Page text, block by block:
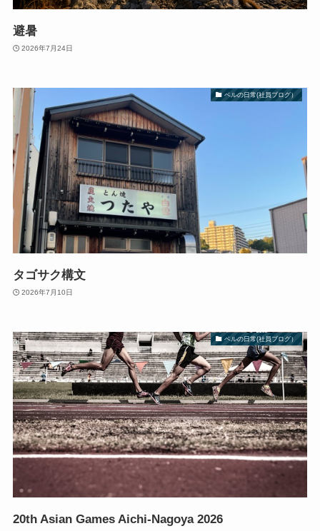
避暑
2026年7月24日
ベルの日常(社員ブログ）
タゴサク構文
2026年7月10日
ベルの日常(社員ブログ）
20th Asian Games Aichi-Nagoya 2026